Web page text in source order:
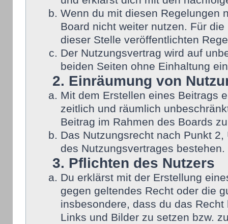
Wenn du mit diesen Regelungen
Board nicht weiter nutzen. Für
dieser Stelle veröffentlichten
Der Nutzungsvertrag wird auf
beiden Seiten ohne Einhaltung
2. Einräumung von
Mit dem Erstellen eines Beitrags
zeitlich und räumlich
Beitrag im Rahmen des Boards
Das Nutzungsrecht nach Punkt
des Nutzungsvertrages bestehen.
3. Pflichten des Nutzers
Du erklärst mit der Erstellung
gegen geltendes Recht oder die
insbesondere, dass du das
Links und Bilder zu setzen bzw.